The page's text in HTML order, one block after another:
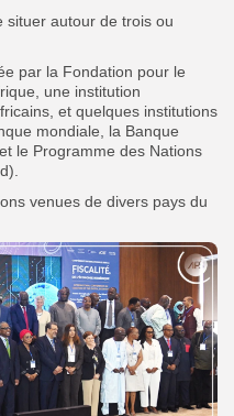
situer autour de trois ou
par la Fondation pour le
une institution
et quelques institutions
mondiale, la Banque
le Programme des Nations
venues de divers pays du